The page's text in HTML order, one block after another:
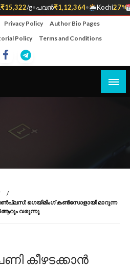
₹15,322/g•പവൻ₹1,12,364• Kochi27°C
•
Privacy Policy
Author Bio Pages
Policy Terms and Conditions
വൺപ്ലസ്: ഗെയിമിംഗ് കൺസോളായി മാറുന്ന
വരുന്നു
കീഴടക്കാൻ